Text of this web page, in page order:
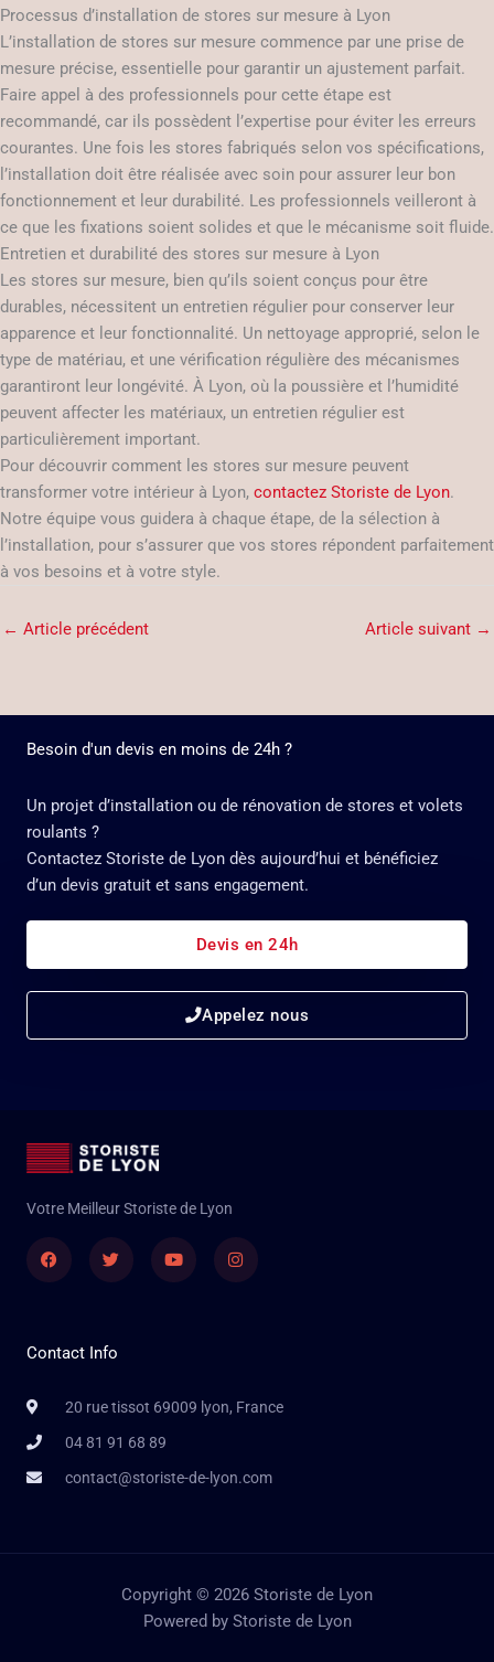
Processus d’installation de stores sur mesure à Lyon
L’installation de stores sur mesure commence par une prise de
mesure précise, essentielle pour garantir un ajustement parfait.
Faire appel à des professionnels pour cette étape est
recommandé, car ils possèdent l’expertise pour éviter les erreurs
courantes. Une fois les stores fabriqués selon vos spécifications,
l’installation doit être réalisée avec soin pour assurer leur bon
fonctionnement et leur durabilité. Les professionnels veilleront à
ce que les fixations soient solides et que le mécanisme soit fluide.
Entretien et durabilité des stores sur mesure à Lyon
Les stores sur mesure, bien qu’ils soient conçus pour être
durables, nécessitent un entretien régulier pour conserver leur
apparence et leur fonctionnalité. Un nettoyage approprié, selon le
type de matériau, et une vérification régulière des mécanismes
garantiront leur longévité. À Lyon, où la poussière et l’humidité
peuvent affecter les matériaux, un entretien régulier est
particulièrement important.
Pour découvrir comment les stores sur mesure peuvent
transformer votre intérieur à Lyon, contactez Storiste de Lyon.
Notre équipe vous guidera à chaque étape, de la sélection à
l’installation, pour s’assurer que vos stores répondent parfaitement
à vos besoins et à votre style.
← Article précédent Article suivant →
Besoin d'un devis en moins de 24h ?
Un projet d’installation ou de rénovation de stores et volets
roulants ?
Contactez Storiste de Lyon dès aujourd’hui et bénéficiez
d’un devis gratuit et sans engagement.
Devis en 24h
Appelez nous
Votre Meilleur Storiste de Lyon
FacebookTwitter YoutubeInstagram
Contact Info
20 rue tissot 69009 lyon, France
04 81 91 68 89
contact@storiste-de-lyon.com
Copyright © 2026 Storiste de Lyon
Powered by Storiste de Lyon